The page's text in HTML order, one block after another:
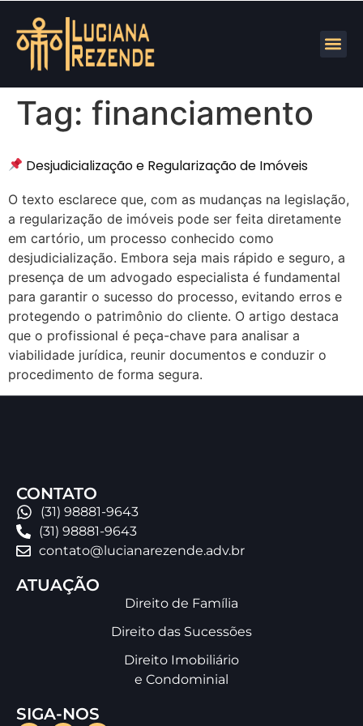
Tag: financiamento
Desjudicialização e Regularização de Imóveis
O texto esclarece que, com as mudanças na legislação,
a regularização de imóveis pode ser feita diretamente
em cartório, um processo conhecido como
desjudicialização. Embora seja mais rápido e seguro, a
presença de um advogado especialista é fundamental
para garantir o sucesso do processo, evitando erros e
protegendo o patrimônio do cliente. O artigo destaca
que o profissional é peça-chave para analisar a
viabilidade jurídica, reunir documentos e conduzir o
procedimento de forma segura.
CONTATO
(31) 98881-9643
(31) 98881-9643
contato@lucianarezende.adv.br
ATUAÇÃO
Direito de Família
Direito das Sucessões
Direito Imobiliário
e Condominial
SIGA-NOS